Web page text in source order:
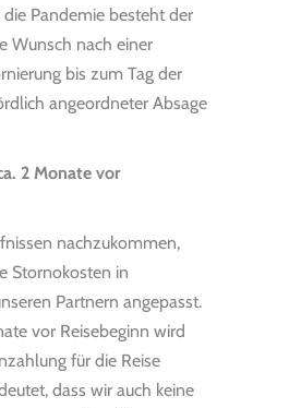
Pandemie besteht der
Wunsch nach einer
bis zum Tag der
angeordneter Absage
2 Monate vor
nachzukommen,
Stornokosten in
Partnern angepasst.
vor Reisebeginn wird
für die Reise
dass wir auch keine